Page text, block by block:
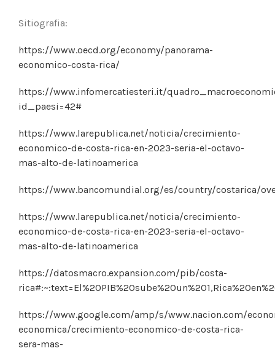
Sitiografia:
https://www.oecd.org/economy/panorama-
economico-costa-rica/
https://www.infomercatiesteri.it/
id_paesi=42#
https://www.larepublica.net/noticia/crecimiento-
economico-de-costa-rica-en-2023-seria-el-octavo-
mas-alto-de-latinoamerica
https://www.bancomundial.org/es/country/costarica/
https://www.larepublica.net/noticia/crecimiento-
economico-de-costa-rica-en-2023-seria-el-octavo-
mas-alto-de-latinoamerica
https://datosmacro.expansion.com/pib/costa-
https://www.google.com/amp/s/www.nacion.com/
economica/crecimiento-economico-de-costa-rica-
sera-mas-